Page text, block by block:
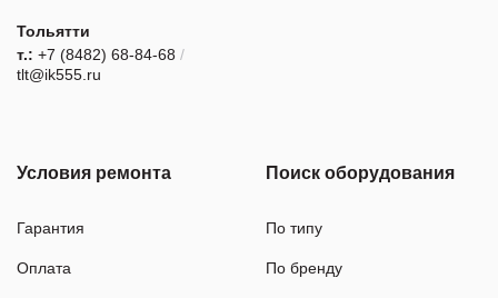
Тольятти
т.: +7 (8482) 68-84-68 /
tlt@ik555.ru
Условия ремонта
Гарантия
Оплата
Поиск оборудования
По типу
По бренду